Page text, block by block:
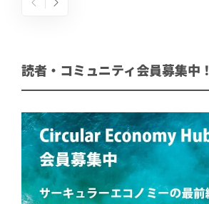
読者・コミュニティ会員募集中！